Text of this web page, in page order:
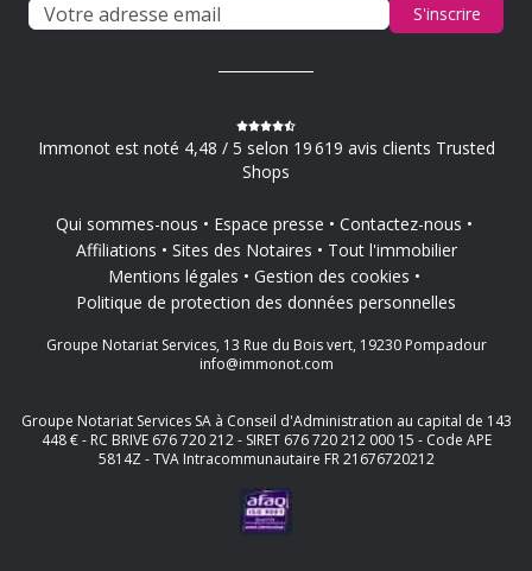
S'inscrire
Immonot est noté 4,48 / 5 selon 19 619 avis clients Trusted
Shops
Qui sommes-nous Espace presse
Contactez-nous
Affiliations
Sites des Notaires
Tout l'immobilier
Mentions légales
Gestion des cookies
Politique de protection des données personnelles
Groupe Notariat Services, 13 Rue du Bois vert, 19230 Pompadour
info@immonot.com
Groupe Notariat Services SA à Conseil d'Administration au capital de 143
448 € - RC BRIVE 676 720 212 - SIRET 676 720 212 000 15 - Code APE
5814Z - TVA Intracommunautaire FR 21676720212